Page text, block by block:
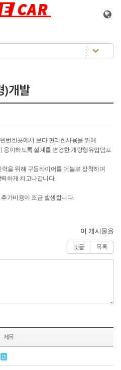
건너뛰기
)개발
번한곳에서 보다 편리한사용을 위해
용이하도록 설계를 변경한 개량형유압덤프
을 위해 구동타이어를 더블로 장착하여
하게 치고나갑니다.
가비용이 조금 발생합니다.
이 게시물을
댓글 목록
제목